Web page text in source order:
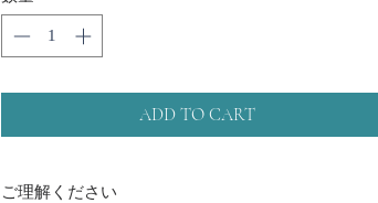
ADD TO CART
ご理解ください